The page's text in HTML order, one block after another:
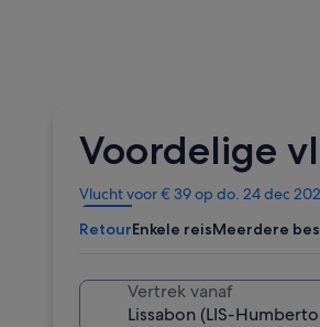
Voordelige
Vlucht voor € 39 op do. 24 dec
Opent
in
een
RetourEnkele reisMeerdere
Vertrek vanaf